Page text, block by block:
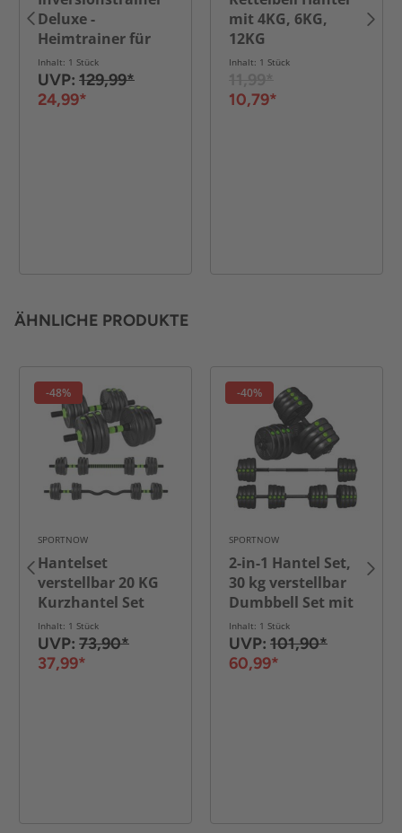
Deluxe -
Heimtrainer für
Rücken, Bauch,
Rumpf & Beine -
Rot / Schwarz
Inhalt: 1 Stück
UVP: 129,99*
24,99*
mit 4KG, 6KG,
12KG
Inhalt: 1 Stück
10,79*
ÄHNLICHE PRODUKTE
-48%
SPORTNOW
Hantelset
verstellbar 20 KG
Kurzhantel Set
Kurzhanteln
Langhanteln
Hanteln Set
Inhalt: 1 Stück
UVP: 73,90*
37,99*
-40%
SPORTNOW
2-in-1 Hantel Set,
30 kg verstellbar
Dumbbell Set mit
16 Hantelscheiben
Schwarz
Inhalt: 1 Stück
UVP: 101,90*
60,99*